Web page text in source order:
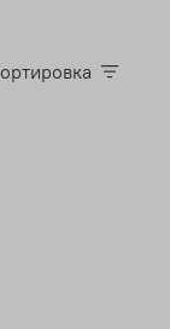
Сортировка